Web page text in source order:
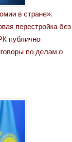
в стране».
перестройка без
публично
по делам о